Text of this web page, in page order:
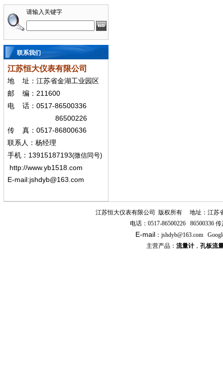
请输入关键字
联系我们
江苏恒大仪表有限公司
地
址：江苏省金湖工业园区
邮
编： 211600
电 话： 0517-86500336
86500226
传 真： 0517-86800636
联系人：杨经理
手机 ： 13915187193(微信同号)
http://www.yb1518.com
E-mail:jshdyb@163.com
江苏恒大仪表有限公司 版权所有
地址：江苏
电话： 0517-86500226 86500336 传
E-mail ： jshdyb@163.com
主营产品： 流量计， 孔板流